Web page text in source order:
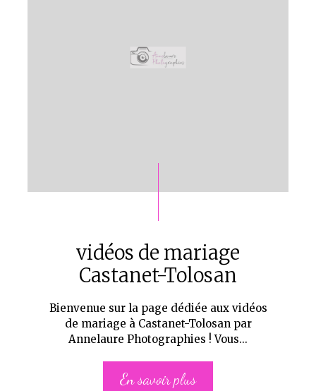
vidéos de mariage
Castanet-Tolosan
Bienvenue sur la page dédiée aux vidéos
de mariage à Castanet-Tolosan par
Annelaure Photographies ! Vous...
En savoir plus